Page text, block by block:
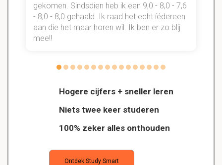
Hogere cijfers + sneller leren
Niets twee keer studeren
100% zeker alles onthouden
Ontdek Study Smart
gekomen. Sindsdien heb ik een 9,0 - 8,0 - 7,6
- 8,0 - 8,0 gehaald. Ik raad het echt íédereen
aan die het maar horen wil. Ik ben er zo blij
mee!!